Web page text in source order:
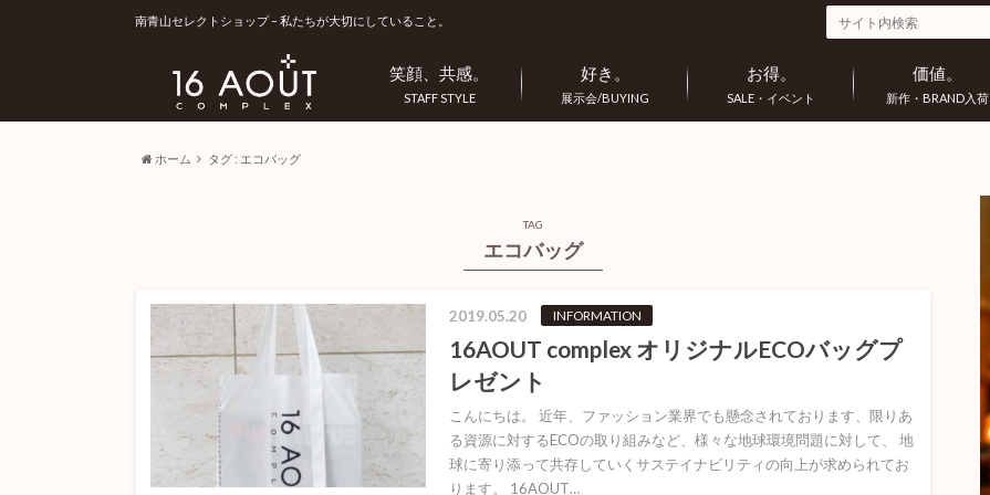
南青山セレクトショップ – 私たちが大切にしていること。
STAFF STYLE
笑顔、共感。
展示会/BUYING
好き。
SALE・イベント
お得。
新作・BRAND入荷
価値。
ホーム タグ : エコバッグ
TAG
エコバッグ
2019.05.20 INFORMATION
16AOUT complex オリジナルECOバッグプ
レゼント
こんにちは。 近年、ファッション業界でも懸念されております、限りあ
る資源に対するECOの取り組みなど、様々な地球環境問題に対して、 地
球に寄り添って共存していくサステイナビリティの向上が求められてお
ります。 16AOUT…